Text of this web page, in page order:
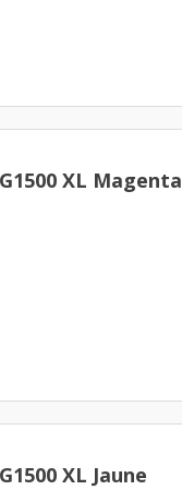
XL Magenta
XL Jaune